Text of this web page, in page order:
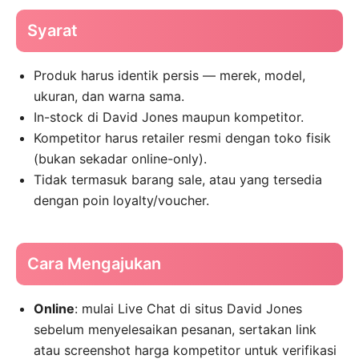
Syarat
Produk harus identik persis — merek, model,
ukuran, dan warna sama.
In-stock di David Jones maupun kompetitor.
Kompetitor harus retailer resmi dengan toko fisik
(bukan sekadar online-only).
Tidak termasuk barang sale, atau yang tersedia
dengan poin loyalty/voucher.
Cara Mengajukan
Online: mulai Live Chat di situs David Jones
sebelum menyelesaikan pesanan, sertakan link
atau screenshot harga kompetitor untuk verifikasi